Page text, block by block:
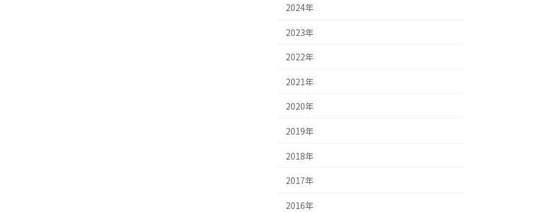
2024年
2023年
2022年
2021年
2020年
2019年
2018年
2017年
2016年